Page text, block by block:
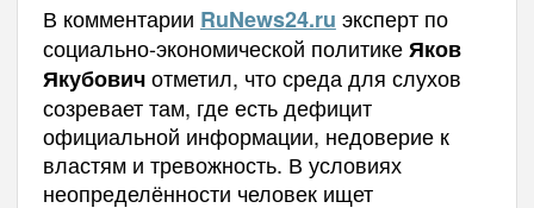
В комментарии RuNews24.ru эксперт по
социально-экономической политикеЯков
Якубовичотметил, что среда для слухов
созревает там, где есть дефицит
официальной информации, недоверие к
властям и тревожность. В условиях
неопределённости человек ищет